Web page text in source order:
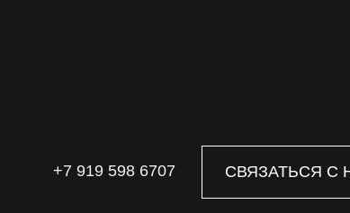
СВЯЗАТЬСЯ С
+7 919 598 6707